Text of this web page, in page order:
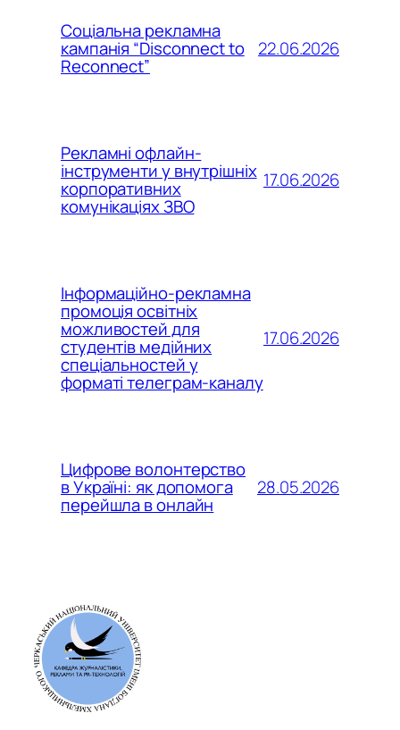
Соціальна рекламна
кампанія “Disconnect to
Reconnect”
22.06.2026
Рекламні офлайн-
інструменти у внутрішніх
корпоративних
комунікаціях ЗВО
17.06.2026
Інформаційно-рекламна
промоція освітніх
можливостей для
студентів медійних
спеціальностей у
форматі телеграм-каналу
17.06.2026
Цифрове волонтерство
в Україні: як допомога
перейшла в онлайн
28.05.2026